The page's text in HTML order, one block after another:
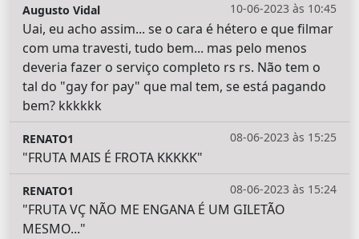
10-06-2023 às 10:45
Augusto Vidal
Uai, eu acho assim... se o cara é hétero e que filmar
com uma travesti, tudo bem... mas pelo menos
deveria fazer o serviço completo rs rs. Não tem o
tal do "gay for pay" que mal tem, se está pagando
bem? kkkkkk
08-06-2023 às 15:25
RENATO1
"FRUTA MAIS É FROTA KKKKK"
08-06-2023 às 15:24
RENATO1
"FRUTA VÇ NÃO ME ENGANA É UM GILETÃO
MESMO..."